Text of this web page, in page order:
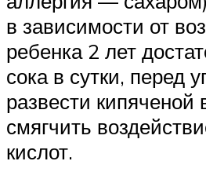
в зависимости от
ребенка 2 лет
сока в сутки, перед
развести кипяченой
смягчить
кислот.